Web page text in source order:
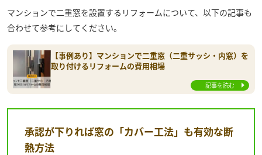
マンションで二重窓を設置するリフォームについて、以下の記事も
合わせて参考にしてください。
【事例あり】マンションで二重窓（二重サッシ・内窓）を
取り付けるリフォームの費用相場
記事を読む
承認が下りれば窓の「カバー工法」も有効な断
熱方法